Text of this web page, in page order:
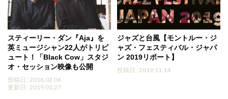
スティーリー・ダン『Aja』を
英ミュージシャン22人がトリビ
ュート！「Black Cow」スタジ
オ・セッション映像も公開
投稿日 : 2018.02.06
更新日 : 2019.01.27
ジャズと台風【モントルー・ジ
ャズ・フェスティバル・ジャパ
ン 2019リポート】
投稿日 : 2019.11.14